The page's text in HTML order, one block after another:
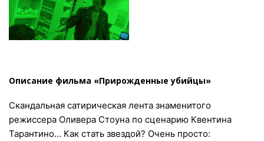
Описание фильма «Прирожденные убийцы»
Скандальная сатирическая лента знаменитого
режиссера Оливера Стоуна по сценарию Квентина
Тарантино... Как стать звездой? Очень просто: